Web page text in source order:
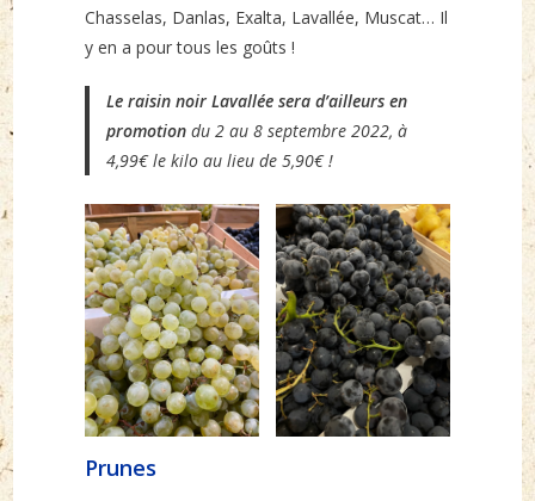
Chasselas, Danlas, Exalta, Lavallée, Muscat… Il
y en a pour tous les goûts !
Le raisin noir Lavallée sera d’ailleurs en
promotiondu 2 au 8 septembre 2022, à
4,99€ le kilo au lieu de 5,90€ !
Prunes